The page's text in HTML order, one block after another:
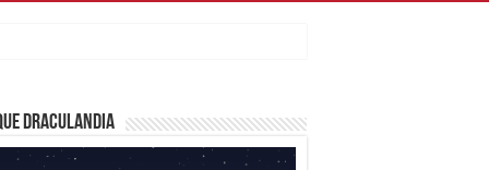
Draculandia